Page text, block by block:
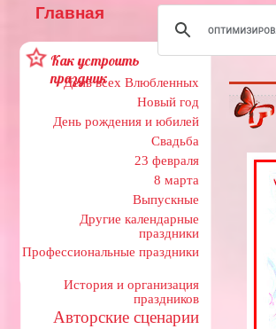
Главная
Как устроить
праздник
День всех Влюбленных
Новый год
День рождения и юбилей
Свадьба
23 февраля
8 марта
Выпускные
Другие календарные
праздники
Профессиональные праздники
История и организация
праздников
Авторские сценарии